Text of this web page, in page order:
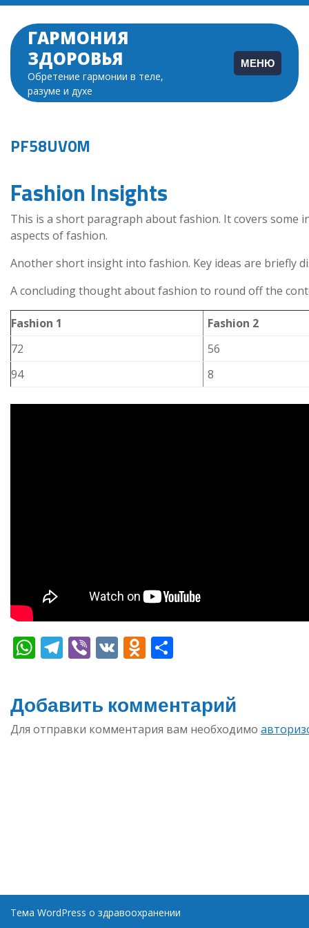
Перейти
содержимому
ГАРМОНИЯ
ЗДОРОВЬЯ
Обретение гармонии в теле,
разуме и духе
МЕНЮ
PF58UV0M
Fashion Insights
This is a short paragraph about fashion. It covers some
aspects of fashion.
Another short insight into fashion. Key ideas are briefly
A concluding thought about fashion to round off the
Fashion 1
Fashion 2
72
56
94
8
WhatsApp
Telegram
Viber
VK Odnoklassniki
Добавить комментарий
Для отправки комментария вам необходимо
Тема WordPress о здравоохранении